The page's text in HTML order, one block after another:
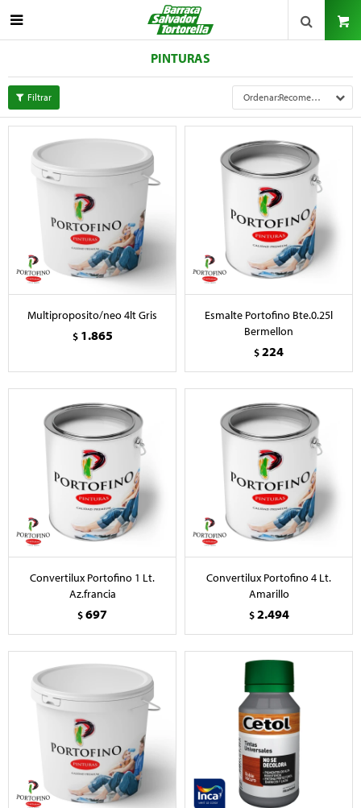

PINTURAS
Recomendados
Multiproposito/neo 4lt Gris
$ 1.865
Esmalte Portofino Bte.0.25l
Bermellon
$224
Convertilux Portofino 1 Lt.
Az.francia
$697
Convertilux Portofino 4 Lt.
Amarillo
$ 2.494